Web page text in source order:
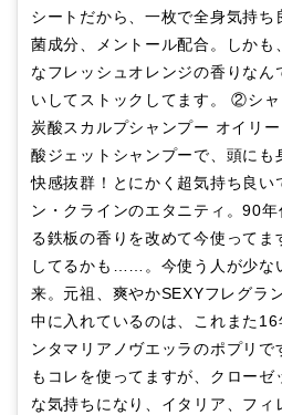
シートだから、一枚で全身気持
菌成分、メントール配合。しかも
なフレッシュオレンジの香りなん
いしてストックしてます。 ②シ
炭酸スカルプシャンプー オイリ
酸ジェットシャンプーで、頭にも
快感抜群！とにかく超気持ち良
ン・クラインのエタニティ。90
る鉄板の香りを改めて今使ってま
してるかも……。今使う人が少な
来。元祖、爽やかSEXYフレグラ
中に入れているのは、これまた
ンタマリアノヴエッラのポプリで
もコレを使ってますが、クロー
な気持ちになり、イタリア、フィ